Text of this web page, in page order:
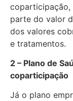
coparticipação,
parte do valor
dos valores
e tratamentos.
2 – Plano de
coparticipação
Já o plano